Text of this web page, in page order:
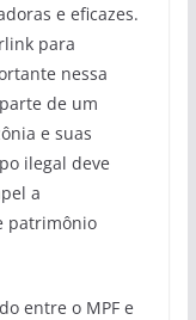
e eficazes.
para
nessa
de um
e suas
ilegal deve
a
patrimônio
entre o MPF e